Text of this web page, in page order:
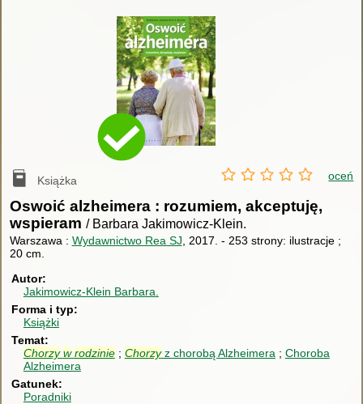
Książka oceń
Oswoić alzheimera : rozumiem, akceptuję,
wspieram / Barbara Jakimowicz-Klein.
Warszawa : Wydawnictwo Rea SJ, 2017. - 253 strony: ilustracje ;
20 cm.
Autor
Jakimowicz-Klein Barbara.
Forma i typ
Książki
Temat
Chorzy w rodzinie Chorzyz chorobą Alzheimera
Choroba
Alzheimera
Gatunek
Poradniki